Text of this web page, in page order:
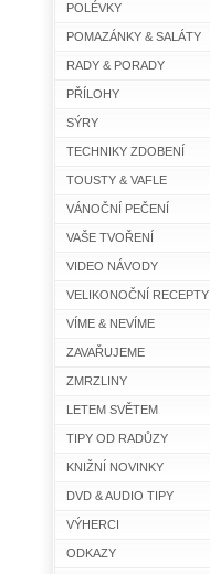
POLÉVKY
POMAZÁNKY & SALÁTY
RADY & PORADY
PŘÍLOHY
SÝRY
TECHNIKY ZDOBENÍ
TOUSTY & VAFLE
VÁNOČNÍ PEČENÍ
VAŠE TVOŘENÍ
VIDEO NÁVODY
VELIKONOČNÍ RECEPTY
VÍME & NEVÍME
ZAVAŘUJEME
ZMRZLINY
LETEM SVĚTEM
TIPY OD RADŮZY
KNIŽNÍ NOVINKY
DVD & AUDIO TIPY
VÝHERCI
ODKAZY